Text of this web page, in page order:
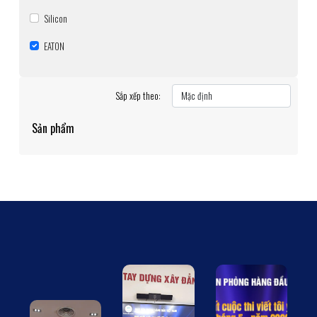
Silicon
EATON
Sản phẩm
Sắp xếp theo: